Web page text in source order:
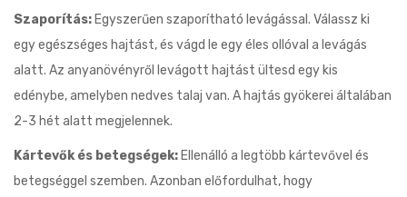
Szaporítás: Egyszerűen szaporítható levágással. Válassz ki
egy egészséges hajtást, és vágd le egy éles ollóval a levágás
alatt. Az anyanövényről levágott hajtást ültesd egy kis
edénybe, amelyben nedves talaj van. A hajtás gyökerei általában
2-3 hét alatt megjelennek.
Kártevők és betegségek: Ellenálló a legtöbb kártevővel és
betegséggel szemben. Azonban előfordulhat, hogy